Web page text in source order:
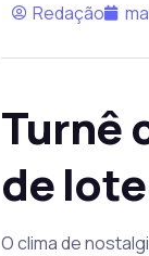
Redação
Turnê
de lote
O clima de